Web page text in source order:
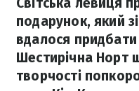
подарунок, який
вдалося
Шестирічна Норт
творчості